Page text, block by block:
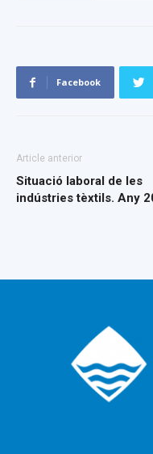
Facebook
Article anterior
Situació laboral de les
indústries tèxtils. Any